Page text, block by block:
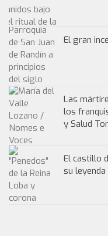
El gran
Las
los
y Salud
El castillo
su leyenda